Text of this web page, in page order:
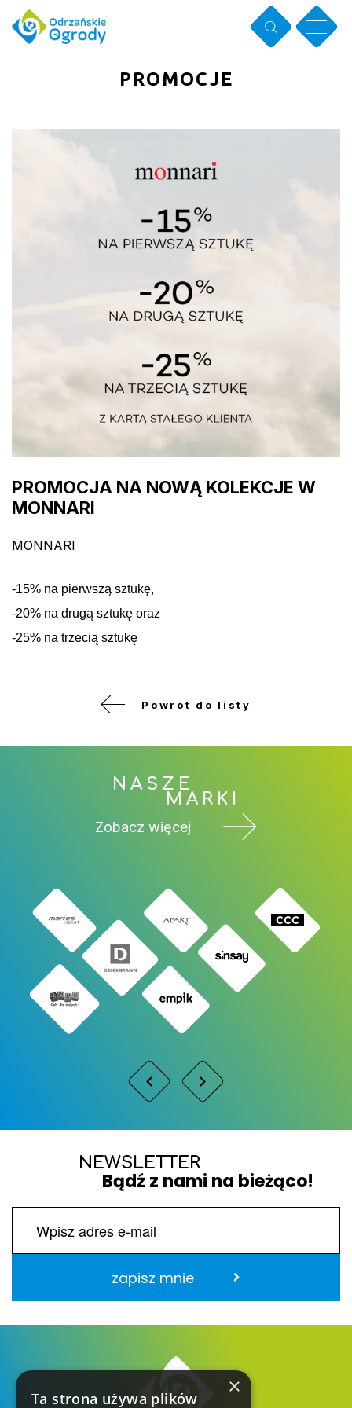
PROMOCJE
PROMOCJA NA NOWĄ KOLEKCJE W
MONNARI
MONNARI
-15% na pierwszą sztukę,
-20% na drugą sztukę oraz
-25% na trzecią sztukę
Powrót do listy
NASZE
MARKI
Zobacz więcej
NEWSLETTER
Bądź z nami na bieżąco!
zapisz mnie
×
Ta strona używa plików